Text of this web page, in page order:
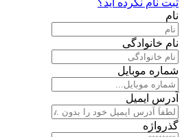
نام
نام خانوادگی
شماره موبایل
آدرس ایمیل
گذرواژه